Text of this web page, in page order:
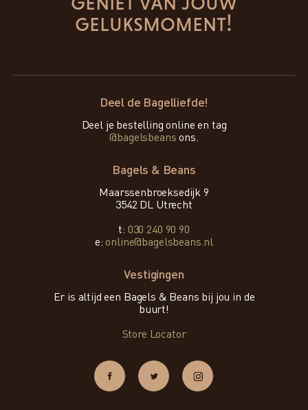
geluksmoment!
Deel de Bagelliefde!
Deel je bestelling online en tag
@bagelsbeans ons.
Bagels & Beans
Maarssenbroeksedijk 9
3542 DL Utrecht
t: 030 240 90 90
e: online@bagelsbeans.nl
Vestigingen
Er is altijd een Bagels & Beans bij jou in de
buurt!
Store Locator